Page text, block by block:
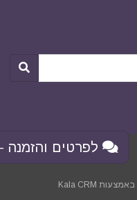
Kala CRM
לפרטים והזמנה